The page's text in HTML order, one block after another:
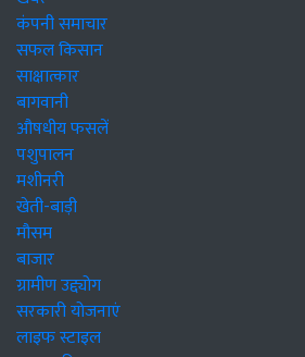
कंपनी समाचार
सफल किसान
साक्षात्कार
बागवानी
औषधीय फसलें
पशुपालन
मशीनरी
खेती-बाड़ी
मौसम
बाजार
ग्रामीण उद्द्योग
सरकारी योजनाएं
लाइफ स्टाइल